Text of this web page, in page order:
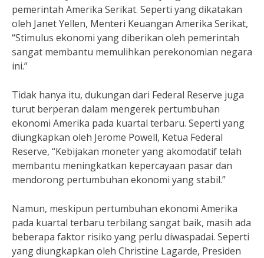
pemerintah Amerika Serikat. Seperti yang dikatakan
oleh Janet Yellen, Menteri Keuangan Amerika Serikat,
“Stimulus ekonomi yang diberikan oleh pemerintah
sangat membantu memulihkan perekonomian negara
ini.”
Tidak hanya itu, dukungan dari Federal Reserve juga
turut berperan dalam mengerek pertumbuhan
ekonomi Amerika pada kuartal terbaru. Seperti yang
diungkapkan oleh Jerome Powell, Ketua Federal
Reserve, “Kebijakan moneter yang akomodatif telah
membantu meningkatkan kepercayaan pasar dan
mendorong pertumbuhan ekonomi yang stabil.”
Namun, meskipun pertumbuhan ekonomi Amerika
pada kuartal terbaru terbilang sangat baik, masih ada
beberapa faktor risiko yang perlu diwaspadai. Seperti
yang diungkapkan oleh Christine Lagarde, Presiden